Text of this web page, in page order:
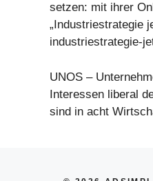
setzen: mit ihrer
„Industriestrategie
industriestrategie-
UNOS –
Interessen liberal
sind in acht